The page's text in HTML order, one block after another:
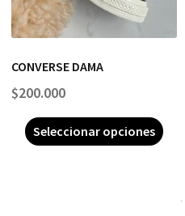
CONVERSE DAMA
$200.000
Seleccionar opciones